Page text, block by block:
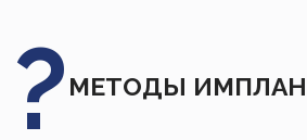
МЕТОДЫ